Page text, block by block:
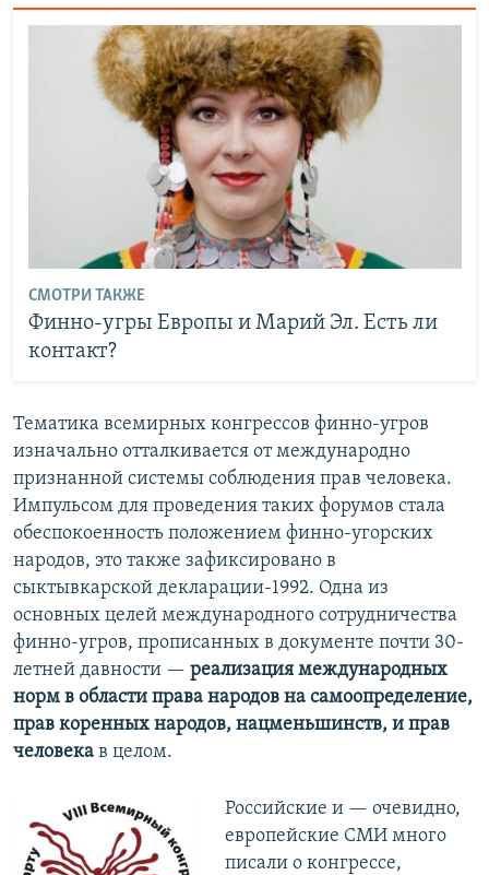
СМОТРИ ТАКЖЕ
Финно-угры Европы и Марий Эл. Есть ли
контакт?
Тематика всемирных конгрессов финно-угров
изначально отталкивается от международно
признанной системы соблюдения прав человека.
Импульсом для проведения таких форумов стала
обеспокоенность положением финно-угорских
народов, это также зафиксировано в
сыктывкарской декларации-1992. Одна из
основных целей международного сотрудничества
финно-угров, прописанных в документе почти 30-
летней давности — реализация международных
норм в области права народов на самоопределение,
прав коренных народов, нацменьшинств, и прав
человека в целом.
Российские и — очевидно,
европейские СМИ много
писали о конгрессе,